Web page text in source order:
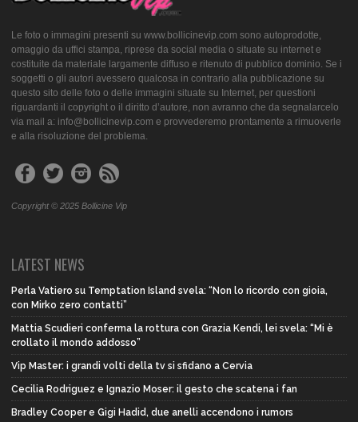
Le foto o immagini presenti su www.bollicinevip.com sono autoprodotte,
omaggio da uffici stampa, riprese da social media o situate su internet e
costituite da materiale largamente diffuso e ritenuto di pubblico dominio. Se i
soggetti o gli autori avessero qualcosa in contrario alla pubblicazione su
questo sito delle foto o delle immagini situate su Internet, per questioni
riguardanti il copyright o il diritto d’autore, non avranno che da segnalarcelo
via mail a: info@bollicinevip.com e provvederemo prontamente a rimuoverle
e alla risoluzione del problema.
Copyright © 2025 Bollicine Vip
LATEST NEWS
Perla Vatiero su Temptation Island svela: “Non lo ricordo con gioia,
con Mirko zero contatti”
Mattia Scudieri conferma la rottura con Grazia Kendi, lei svela: “Mi è
crollato il mondo addosso”
Vip Master: i grandi volti della tv si sfidano a Cervia
Cecilia Rodriguez e Ignazio Moser: il gesto che scatena i fan
Bradley Cooper e Gigi Hadid, due anelli accendono i rumors